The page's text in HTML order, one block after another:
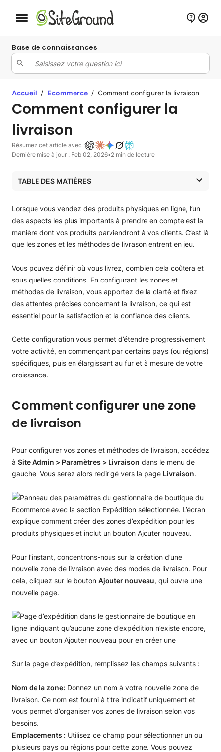
Bouton de navigation mobile
Base de connaissances
Accueil / Ecommerce / Comment configurer la livraison
Comment configurer la
livraison
Résumez cet article avec :
Dernière mise à jour : Feb 02, 2026•2 min de lecture
TABLE DES MATIÈRES
Comment configurer les méthodes de livraison
Taux forfaitaire
Retrait local
Zones de livraison sur la vitrine
Lorsque vous vendez des produits physiques en ligne, l’un
des aspects les plus importants à prendre en compte est la
manière dont vos produits parviendront à vos clients. C’est là
que les zones et les méthodes de livrason entrent en jeu.
Vous pouvez définir où vous livrez, combien cela coûtera et
sous quelles conditions. En configurant les zones et
méthodes de livraison, vous apportez de la clarté et fixez
des attentes précises concernant la livraison, ce qui est
essentiel pour la satisfaction et la confiance des clients.
Cette configuration vous permet d’étendre progressivement
votre activité, en commençant par certains pays (ou régions)
spécifiques, puis en élargissant au fur et à mesure de votre
croissance.
Comment configurer une zone
de livraison
Pour configurer vos zones et méthodes de livraison, accédez
à Site Admin > Paramètres > Livraison dans le menu de
gauche. Vous serez alors redirigé vers la page Livraison.
Pour l’instant, concentrons-nous sur la création d’une
nouvelle zone de livraison avec des modes de livraison. Pour
cela, cliquez sur le bouton Ajouter nouveau, qui ouvre une
nouvelle page.
Sur la page d’expédition, remplissez les champs suivants :
Nom de la zone: Donnez un nom à votre nouvelle zone de
livraison. Ce nom est fourni à titre indicatif uniquement et
vous permet d’organiser vos zones de livraison selon vos
besoins.
Emplacements : Utilisez ce champ pour sélectionner un ou
plusieurs pays ou régions pour cette zone. Vous pouvez